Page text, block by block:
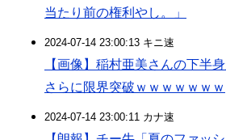
当たり前の権利やし。」
2024-07-14 23:00:13 キニ速
【画像】稲村亜美さんの下半
さらに限界突破ｗｗｗｗｗｗｗ
2024-07-14 23:00:11 カナ速